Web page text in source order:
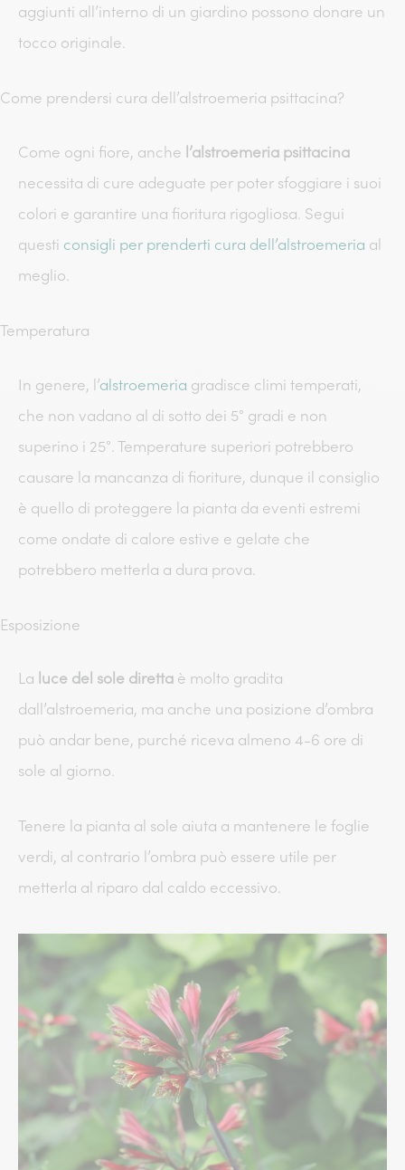
aggiunti all’interno di un giardino possono donare un
tocco originale.
Come prendersi cura dell’alstroemeria psittacina?
Come ogni fiore, anche l’alstroemeria psittacina
necessita di cure adeguate per poter sfoggiare i suoi
colori e garantire una fioritura rigogliosa. Segui
questi consigli per prenderti cura dell’alstroemeria al
meglio.
Temperatura
In genere, l’alstroemeria gradisce climi temperati,
che non vadano al di sotto dei 5° gradi e non
superino i 25°. Temperature superiori potrebbero
causare la mancanza di fioriture, dunque il consiglio
è quello di proteggere la pianta da eventi estremi
come ondate di calore estive e gelate che
potrebbero metterla a dura prova.
Esposizione
La luce del sole diretta è molto gradita
dall’alstroemeria, ma anche una posizione d’ombra
può andar bene, purché riceva almeno 4-6 ore di
sole al giorno.
Tenere la pianta al sole aiuta a mantenere le foglie
verdi, al contrario l’ombra può essere utile per
metterla al riparo dal caldo eccessivo.